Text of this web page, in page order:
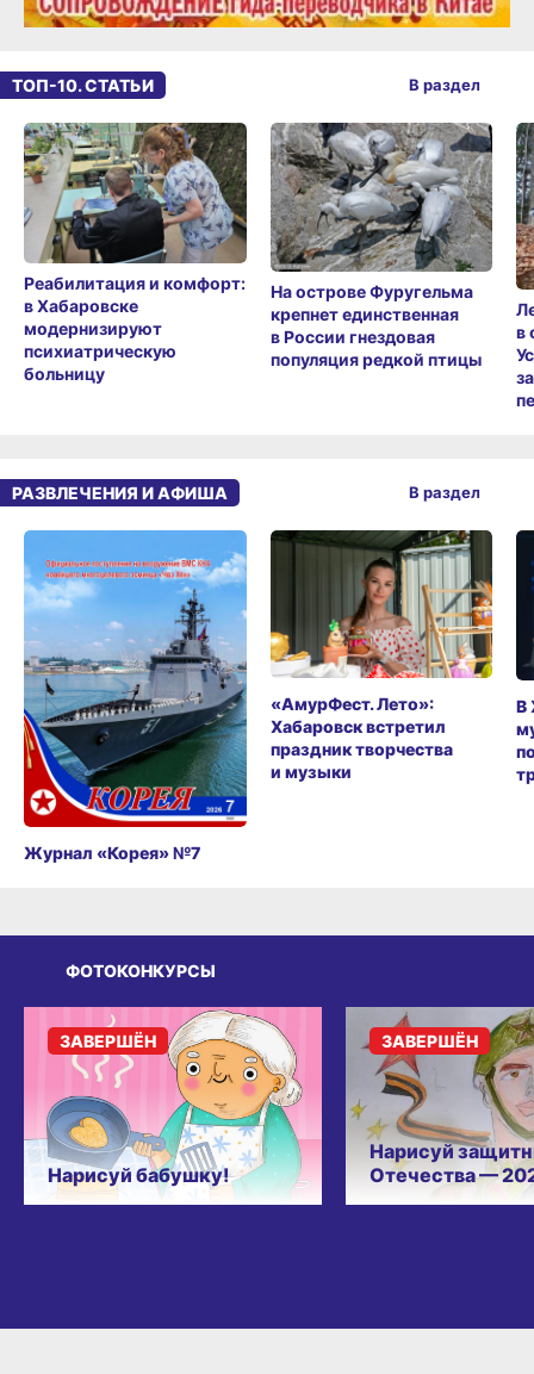
ТОП-10. СТАТЬИ
Реабилитация и комфорт:
в Хабаровске
модернизируют
психиатрическую
больницу
На острове Фуругельма
крепнет единственная
в России гнездовая
популяция редкой птицы
в
В раздел
РАЗВЛЕЧЕНИЯ И АФИША
Журнал «Корея» №7
«АмурФест. Лето»:
Хабаровск встретил
праздник творчества
и музыки
В
В раздел
ФОТОКОНКУРСЫ
Нарисуй бабушку!
ЗАВЕРШЁН
Нарисуй
Отечества —
ЗАВЕРШЁН